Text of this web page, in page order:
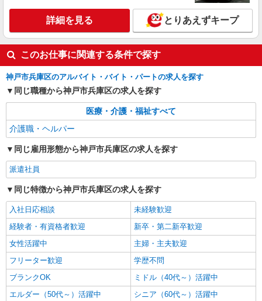
詳細を見る とりあえずキープ
このお仕事に関連する条件で探す
神戸市兵庫区のアルバイト・バイト・パートの求人を探す
同じ職種から神戸市兵庫区の求人を探す
医療・介護・福祉すべて
介護職・ヘルパー
同じ雇用形態から神戸市兵庫区の求人を探す
派遣社員
同じ特徴から神戸市兵庫区の求人を探す
入社日応相談
未経験歓迎
経験者・有資格者歓迎
新卒・第二新卒歓迎
女性活躍中
主婦・主夫歓迎
フリーター歓迎
学歴不問
ブランクOK
ミドル（40代～）活躍中
エルダー（50代～）活躍中
シニア（60代～）活躍中